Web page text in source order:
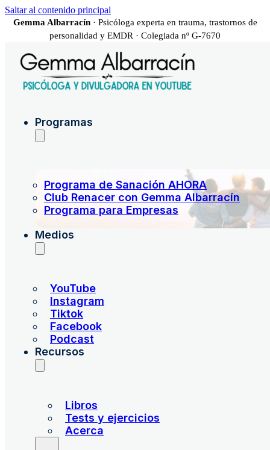
Saltar al contenido principal
Gemma Albarracín· Psicóloga experta en trauma, trastornos de
personalidad y EMDR · Colegiada nº G-7670
Programas
Programa de Sanación AHORA
Club Renacer con Gemma Albarracín
Programa para Empresas
Medios
YouTube
Instagram
Tiktok
Facebook
Podcast
Recursos
Libros
Tests y ejercicios
Acerca